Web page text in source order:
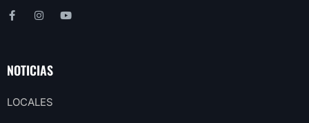
NOTICIAS
LOCALES